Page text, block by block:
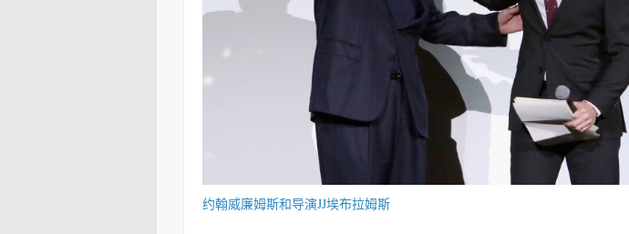
约翰威廉姆斯和导演JJ埃布拉姆斯